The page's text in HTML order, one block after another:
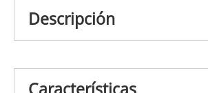
Descripción